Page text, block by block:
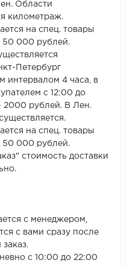
Pergo
Primavera
Quality Flooring
ROYCE
SPC DEW
SPC Flooring
Области
километраж.
на спец. товары
50 000 рублей.
Петербург
интервалом 4 часа, в
с 12:00 до
2000 рублей. В Лен.
на спец. товары
50 000 рублей.
стоимость доставки
с менеджером,
с вами сразу после
заказ.
с 10:00 до 22:00